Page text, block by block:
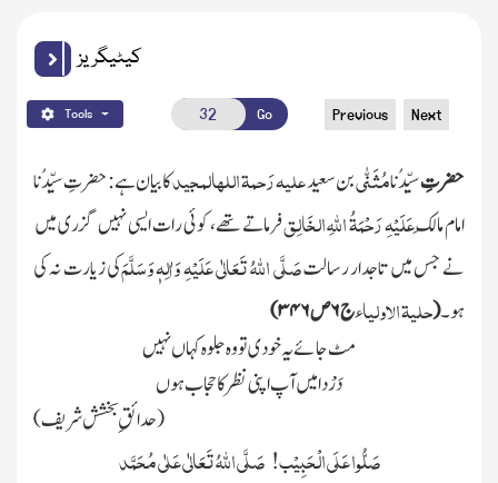
کیٹیگریز
Tools Go Previous Next
حضرتِسیِّدُنامُثَنّٰیبن سعیدعلیہ رَحمۃ اللہالمجیدکا بیان ہے : حضرتِ سیِّدُنا
امام مالِکعَلَیْہِرَحْمَۃُ اللہِ الخَالِقفرماتے تھے، کوئی رات ایسی نہیں گزری میں
نے جس میں تاجدار رسالتصَلَّی اللہُ تَعَالٰی عَلَیْہِ وَاٰلِہٖ وَسَلَّمَکی زیارت نہ کی
ہو۔(حلیۃ الاولیاءج۶ص۳۴۶)
مٹ جائے یہ خودی تو وہ جلوہ کہاں نہیں
دَرْدا میں آپ اپنی نظر کا حجاب ہوں
(حدائقِ بخشش شریف)
صَلُّوا عَلَی الْحَبِیْب! صَلَّی اللہُ تَعَالٰی عَلٰی مُحَمَّد